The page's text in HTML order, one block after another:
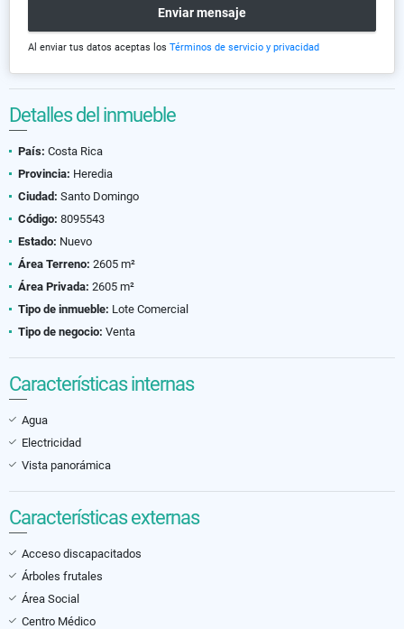
Enviar mensaje
Al enviar tus datos aceptas los Términos de servicio y privacidad
Detalles del inmueble
País: Costa Rica
Provincia: Heredia
Ciudad: Santo Domingo
Código: 8095543
Estado: Nuevo
Área Terreno: 2605 m²
Área Privada: 2605 m²
Tipo de inmueble: Lote Comercial
Tipo de negocio: Venta
Características internas
Agua
Electricidad
Vista panorámica
Características externas
Acceso discapacitados
Árboles frutales
Área Social
Centro Médico